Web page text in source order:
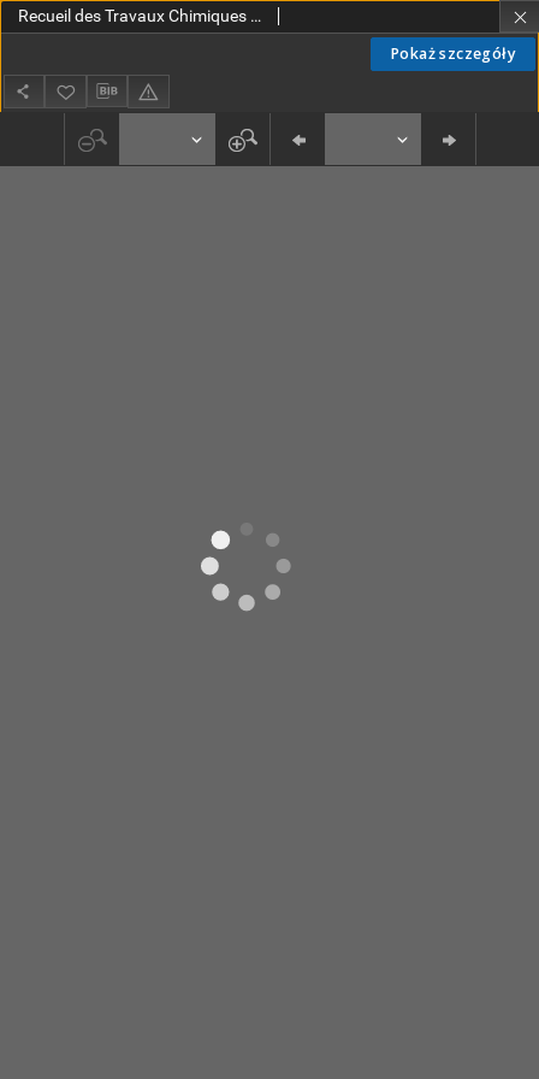
Pokaż szczegóły
Recueil des Travaux Chimiques des Pays-Bas T. 7 (1888)